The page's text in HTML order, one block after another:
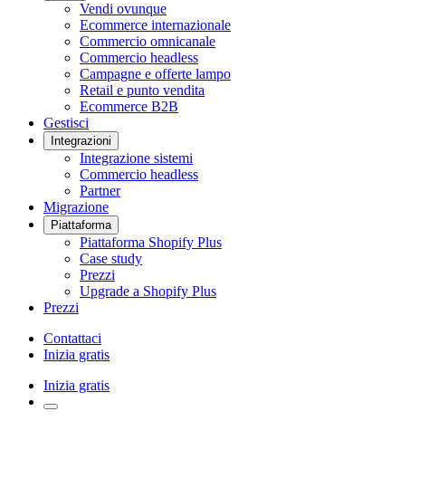
Vendi ovunque
Ecommerce internazionale
Commercio omnicanale
Commercio headless
Campagne e offerte lampo
Retail e punto vendita
Ecommerce B2B
Gestisci
Integrazioni
Integrazione sistemi
Commercio headless
Partner
Migrazione
Piattaforma
Piattaforma Shopify Plus
Case study
Prezzi
Upgrade a Shopify Plus
Prezzi
Contattaci
Inizia gratis
Inizia gratis